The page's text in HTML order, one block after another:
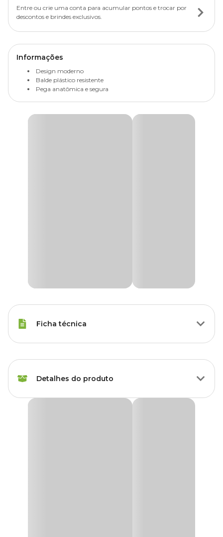
Entre ou crie uma conta para acumular pontos e trocar por
descontos e brindes exclusivos.
Informações
Design moderno
Balde plástico resistente
Pega anatômica e segura
Ficha técnica
Gênero
Detalhes do produto